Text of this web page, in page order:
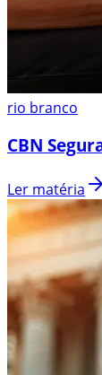
rio branco
CBN
Ler matéria